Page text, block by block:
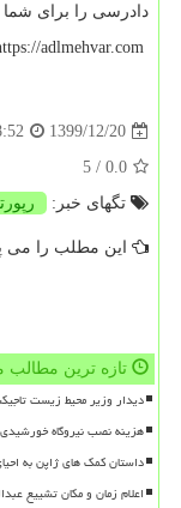
دادرسی را برای شما
adlmehvar.com
1399/12/20
0.0
/ 5
تگهای خبر:
این مطلب را می
تازه ترین مطالب
دیدار وزیر محیط زیست
هزینه نصب نیروگاه
داستان کمک های ژاپن به
اعلام زمان و مکان تشییع